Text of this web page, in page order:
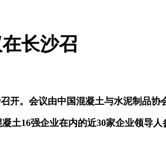
长沙召
。会议由中国混凝土与水泥制品协
16强企业在内的近30家企业领导人